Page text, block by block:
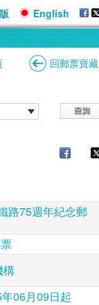
English
回郵票寶藏
路75週年紀念郵
構
06月09日起